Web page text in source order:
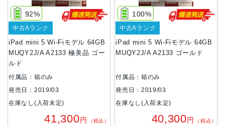
iPad mini 5 Wi-Fiモデル 64GB
MUQY2J/A A2133 極美品 ゴー
ルド
92%
中古Aランク
付属品：箱のみ
発売日：2019/03
在庫なし(入荷未定)
41,300円 （税込）
iPad mini 5 Wi-Fiモデル 64GB
MUQY2J/A A2133 ゴールド
100%
中古Aランク
付属品：箱のみ
発売日：2019/03
在庫なし(入荷未定)
40,300円 （税込）